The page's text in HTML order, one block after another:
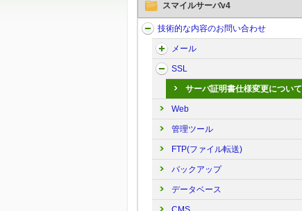
スマイルサーバv4
技術的な内容のお問い合わせ
メール
SSL
サーバ証明書仕様変更について
Web
管理ツール
FTP(ファイル転送)
バックアップ
データベース